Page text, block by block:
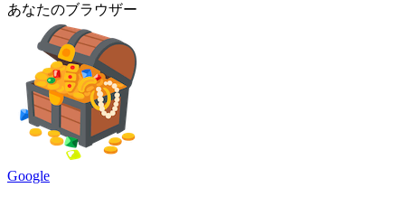
あなたのブラウザー
Google